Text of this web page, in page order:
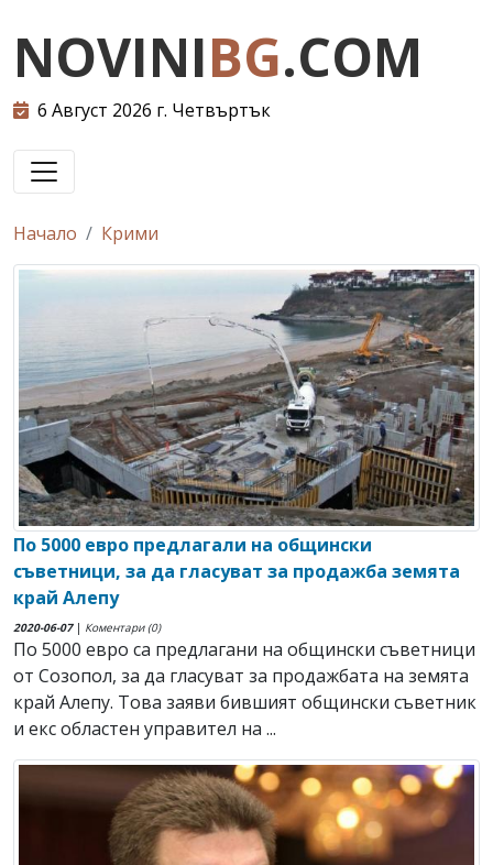
NOVINIBG.COM
6 Август 2026 г. Четвъртък
Начало Крими
По 5000 евро предлагали на общински
съветници, за да гласуват за продажба земята
край Алепу
2020-06-07| Коментари (0)
По 5000 евро са предлагани на общински съветници
от Созопол, за да гласуват за продажбата на земята
край Алепу. Това заяви бившият общински съветник
и екс областен управител на ...